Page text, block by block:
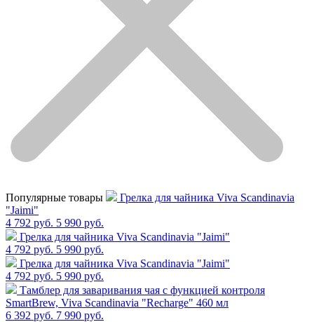
Популярные товары
Грелка для чайника Viva Scandinavia
"Jaimi"
4 792 руб. 5 990 руб.
Грелка для чайника Viva Scandinavia "Jaimi"
4 792 руб. 5 990 руб.
Грелка для чайника Viva Scandinavia "Jaimi"
4 792 руб. 5 990 руб.
Тамблер для заваривания чая с функцией контроля
SmartBrew, Viva Scandinavia "Recharge" 460 мл
6 392 руб. 7 990 руб.